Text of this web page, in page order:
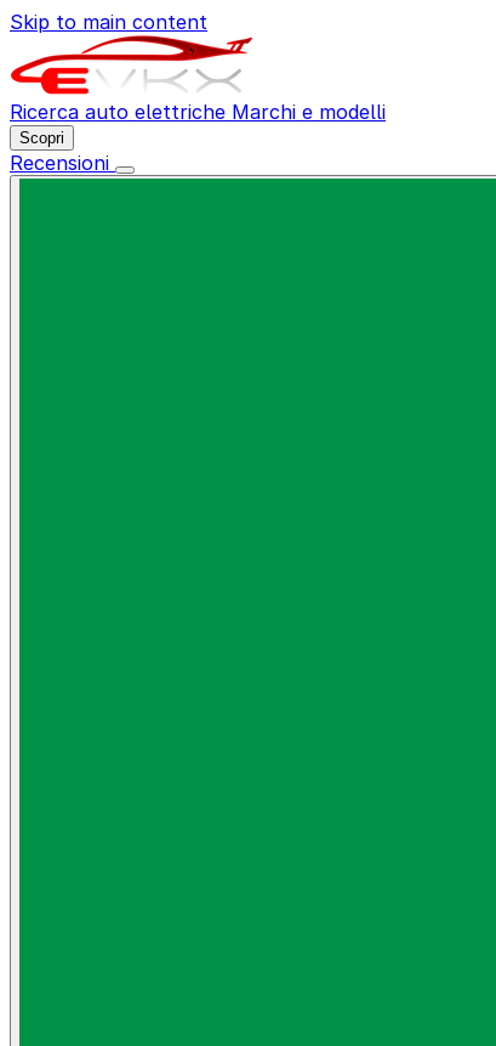
Skip to main content
Ricerca auto elettriche Marchi e modelli
Scopri
Recensioni